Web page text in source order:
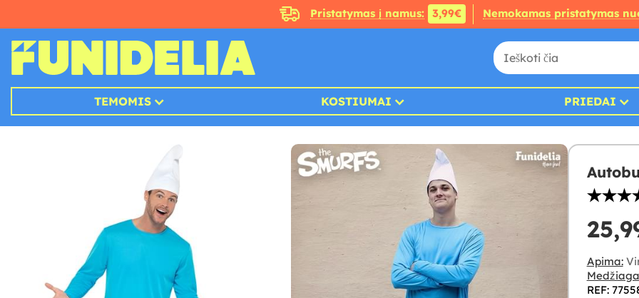
Pristatymas į namus: 3,99€ Nemokamas pristatymas
TEMOMIS KOSTIUMAI PRIEDAI
Apima:
REF: